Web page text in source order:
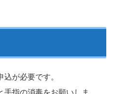
が必要です。
手指の消毒をお願いしま